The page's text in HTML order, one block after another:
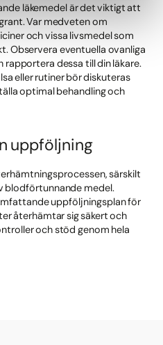
läkemedel är det viktigt att
Var medveten om
och vissa livsmedel som
Observera eventuella ovanliga
rapportera dessa till din läkare.
eller rutiner bör diskuteras
optimal behandling och
uppföljning
särskilt
blodförtunnande medel.
uppföljningsplan för
återhämtar sig säkert och
och stöd genom hela